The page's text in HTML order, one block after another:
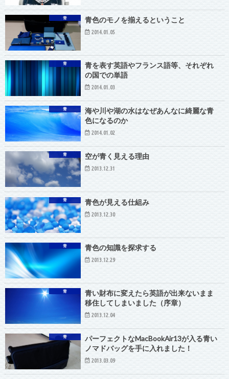
青 青色のモノを揃えるということ
2014.01.05
青
青を表す英語やフランス語等、それぞれ
の国での単語
2014.01.03
青
海や川や湖の水はなぜあんなに綺麗な青
色になるのか
2014.01.02
青 空が青く見える理由
2013.12.31
青 青色が見える仕組み
2013.12.30
青 青色の知識を探求する
2013.12.29
青
青い財布に変えたら英語が出来ないまま
移住してしまいました（序章）
2013.12.04
青
パーフェクトなMacBookAir13が入る青い
ノマドバッグを手に入れました！
2013.03.09